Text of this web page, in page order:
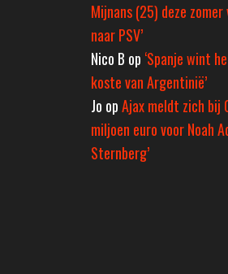
Mijnans (25) deze zomer
naar PSV’
Nico B op ‘Spanje wint
koste van Argentinië’
Jo opAjax meldt zich bij
miljoen euro voor Noah
Sternberg’